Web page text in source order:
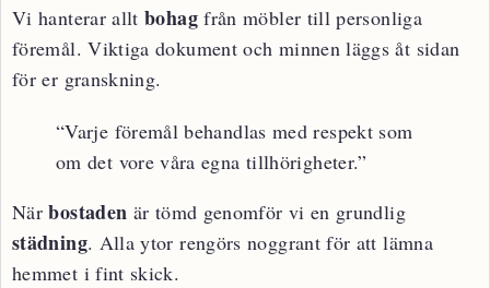
Vi hanterar alltbohagfrån möbler till personliga
föremål. Viktiga dokument och minnen läggs åt sidan
för er granskning.
“Varje föremål behandlas med respekt som
om det vore våra egna tillhörigheter.”
Närbostaden är tömd genomför vi en grundlig
städning. Alla ytor rengörs noggrant för att lämna
hemmet i fint skick.